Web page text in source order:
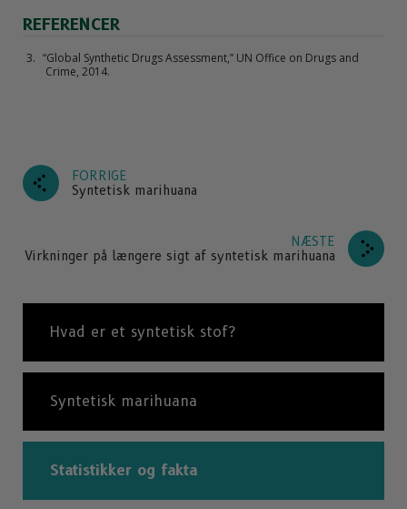
REFERENCER
“Global Synthetic Drugs Assessment,” UN Office on Drugs and
Crime, 2014.
FORRIGE
Syntetisk marihuana
NÆSTE
Virkninger på længere sigt af syntetisk marihuana
Hvad er et syntetisk stof?
Syntetisk marihuana
Statistikker og fakta